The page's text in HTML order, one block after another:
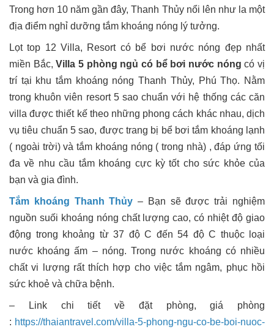
Trong hơn 10 năm gần đây, Thanh Thủy nổi lên như la một
địa điểm nghỉ dưỡng tắm khoáng nóng lý tưởng.
Lọt top 12 Villa, Resort có bể bơi nước nóng đẹp nhất
miền Bắc,Villa 5 phòng ngủ có bể bơi nước nóngcó vị
trí tại khu tắm khoáng nóng Thanh Thủy, Phú Thọ. Nằm
trong khuôn viên resort 5 sao chuẩn với hệ thống các căn
villa được thiết kế theo những phong cách khác nhau, dịch
vụ tiêu chuẩn 5 sao, được trang bị bể bơi tắm khoáng lạnh
( ngoài trời) và tắm khoáng nóng ( trong nhà) , đáp ứng tối
đa về nhu cầu tắm khoáng cực kỳ tốt cho sức khỏe của
bạn và gia đình.
Tắm khoáng Thanh Thủy – Bạn sẽ được trải nghiệm
nguồn suối khoáng nóng chất lượng cao, có nhiệt độ giao
động trong khoảng từ 37 độ C đến 54 độ C thuộc loại
nước khoáng ấm – nóng. Trong nước khoáng có nhiều
chất vi lượng rất thích hợp cho việc tắm ngâm, phục hồi
sức khoẻ và chữa bệnh.
– Link chi tiết về đặt phòng, giá phòng
: https://thaiantravel.com/villa-5-phong-ngu-co-be-boi-nuoc-